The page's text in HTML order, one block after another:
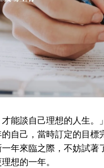
能談自己理想的人生。
自己，當時訂定的目標
年來臨之際，不妨試著
想的一年。